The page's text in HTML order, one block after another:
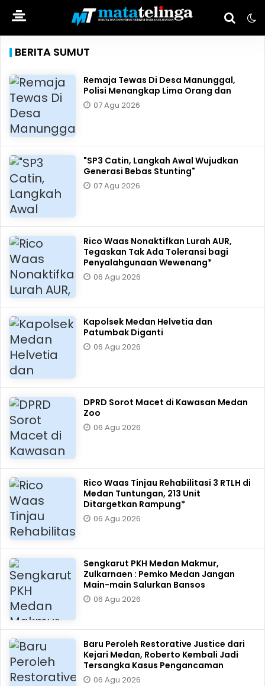
BERITA SUMUT
Remaja Tewas Di Desa Manunggal,
Polisi Menangkap Lima Orang dan
07 Agu 2026
"SP3 Catin, Langkah Awal Wujudkan
Generasi Bebas Stunting"
07 Agu 2026
Rico Waas Nonaktifkan Lurah AUR,
Tegaskan Tak Ada Toleransi bagi
Penyalahgunaan Wewenang*
06 Agu 2026
Kapolsek Medan Helvetia dan
Patumbak Diganti
06 Agu 2026
DPRD Sorot Macet di Kawasan Medan
Zoo
06 Agu 2026
Rico Waas Tinjau Rehabilitasi 3 RTLH di
Medan Tuntungan, 213 Unit
Ditargetkan Rampung*
06 Agu 2026
Sengkarut PKH Medan Makmur,
Zulkarnaen : Pemko Medan Jangan
Main-main Salurkan Bansos
06 Agu 2026
Baru Peroleh Restorative Justice dari
Kejari Medan, Roberto Kembali Jadi
Tersangka Kasus Pengancaman
06 Agu 2026